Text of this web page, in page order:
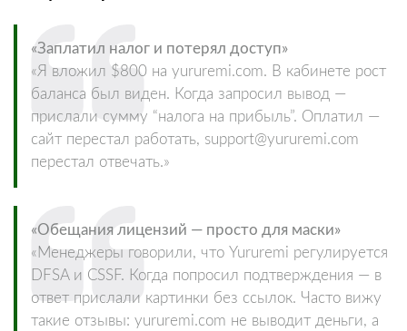
«Заплатил налог и потерял доступ»
«Я вложил $800 на yururemi.com. В кабинете рост
баланса был виден. Когда запросил вывод —
прислали сумму “налога на прибыль”. Оплатил —
сайт перестал работать, support@yururemi.com
перестал отвечать.»
«Обещания лицензий — просто для маски»
«Менеджеры говорили, что Yururemi регулируется
DFSA и CSSF. Когда попросил подтверждения — в
ответ прислали картинки без ссылок. Часто вижу
такие отзывы: yururemi.com не выводит деньги, а